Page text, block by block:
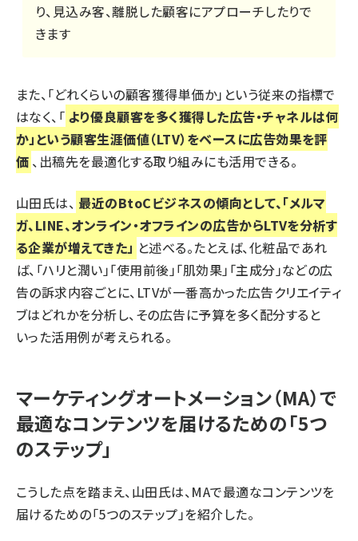
り、見込み客、離脱した顧客にアプローチしたりで
きます
また、「どれくらいの顧客獲得単価か」という従来の指標で
はなく、「 より優良顧客を多く獲得した広告・チャネルは何
か」という顧客生涯価値（LTV）をベースに広告効果を評
価 、出稿先を最適化する取り組みにも活用できる。
山田氏は、 最近のBtoCビジネスの傾向として、「メルマ
ガ、LINE、オンライン・オフラインの広告からLTVを分析す
る企業が増えてきた」 と述べる。たとえば、化粧品であれ
ば、「ハリと潤い」「使用前後」「肌効果」「主成分」などの広
告の訴求内容ごとに、LTVが一番高かった広告クリエイティ
ブはどれかを分析し、その広告に予算を多く配分すると
いった活用例が考えられる。
マーケティングオートメーション（MA）で
最適なコンテンツを届けるための「5つ
のステップ」
こうした点を踏まえ、山田氏は、MAで最適なコンテンツを
届けるための「5つのステップ」を紹介した。